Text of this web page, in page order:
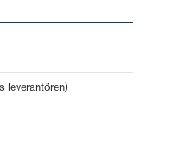
leverantören)